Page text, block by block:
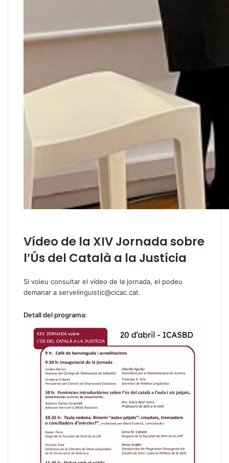
Vídeo de la XIV Jornada sobre
l’Ús del Català a la Justícia
Si voleu consultar el vídeo de la jornada, el podeu
demanar a servelinguistic@cicac.cat.
Detall del programa: